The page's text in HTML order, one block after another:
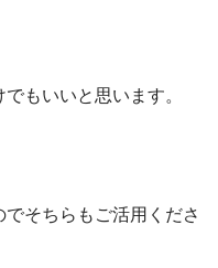
もいいと思います。
そちらもご活用くださ